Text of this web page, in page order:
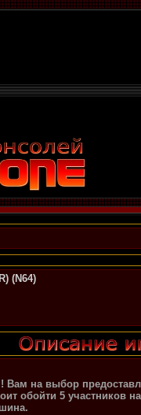
(N64)
Вам на выбор
обойти 5 участников